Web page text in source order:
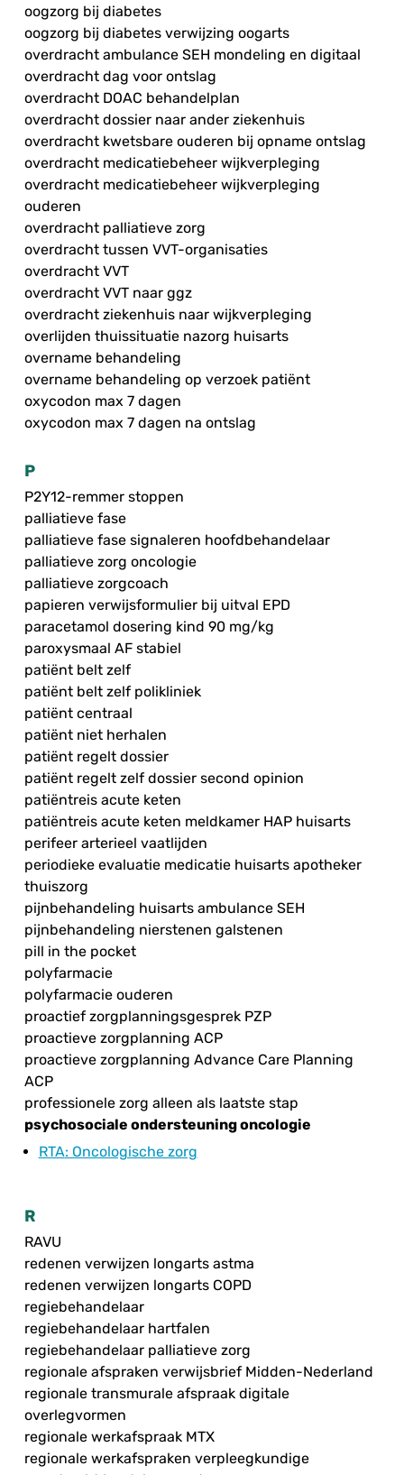
oogzorg bij diabetes
oogzorg bij diabetes verwijzing oogarts
overdracht ambulance SEH mondeling en digitaal
overdracht dag voor ontslag
overdracht DOAC behandelplan
overdracht dossier naar ander ziekenhuis
overdracht kwetsbare ouderen bij opname ontslag
overdracht medicatiebeheer wijkverpleging
overdracht medicatiebeheer wijkverpleging
ouderen
overdracht palliatieve zorg
overdracht tussen VVT-organisaties
overdracht VVT
overdracht VVT naar ggz
overdracht ziekenhuis naar wijkverpleging
overlijden thuissituatie nazorg huisarts
overname behandeling
overname behandeling op verzoek patiënt
oxycodon max 7 dagen
oxycodon max 7 dagen na ontslag
P
P2Y12-remmer stoppen
palliatieve fase
palliatieve fase signaleren hoofdbehandelaar
palliatieve zorg oncologie
palliatieve zorgcoach
papieren verwijsformulier bij uitval EPD
paracetamol dosering kind 90 mg/kg
paroxysmaal AF stabiel
patiënt belt zelf
patiënt belt zelf polikliniek
patiënt centraal
patiënt niet herhalen
patiënt regelt dossier
patiënt regelt zelf dossier second opinion
patiëntreis acute keten
patiëntreis acute keten meldkamer HAP huisarts
perifeer arterieel vaatlijden
periodieke evaluatie medicatie huisarts apotheker
thuiszorg
pijnbehandeling huisarts ambulance SEH
pijnbehandeling nierstenen galstenen
pill in the pocket
polyfarmacie
polyfarmacie ouderen
proactief zorgplanningsgesprek PZP
proactieve zorgplanning ACP
proactieve zorgplanning Advance Care Planning
ACP
professionele zorg alleen als laatste stap
psychosociale ondersteuning oncologie
RTA: Oncologische zorg
R
RAVU
redenen verwijzen longarts astma
redenen verwijzen longarts COPD
regiebehandelaar
regiebehandelaar hartfalen
regiebehandelaar palliatieve zorg
regionale afspraken verwijsbrief Midden-Nederland
regionale transmurale afspraak digitale
overlegvormen
regionale werkafspraak MTX
regionale werkafspraken verpleegkundige